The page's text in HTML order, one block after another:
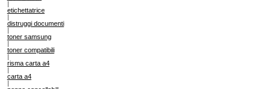
|
etichettatrice
|
distruggi documenti
|
toner samsung
|
toner compatibili
|
risma carta a4
|
carta a4
|